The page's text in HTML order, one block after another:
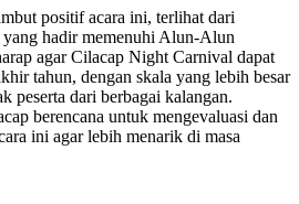
positif acara ini, terlihat dari
hadir memenuhi Alun-Alun
agar Cilacap Night Carnival dapat
tahun, dengan skala yang lebih besar
peserta dari berbagai kalangan.
berencana untuk mengevaluasi dan
ini agar lebih menarik di masa